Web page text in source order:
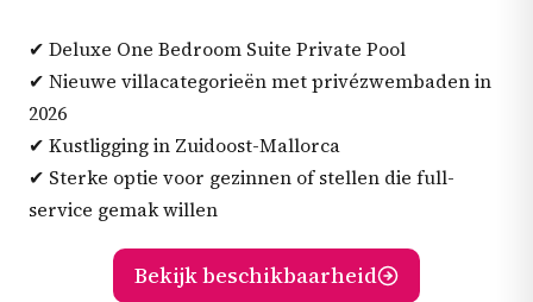
✔ Deluxe One Bedroom Suite Private Pool
✔ Nieuwe villacategorieën met privézwembaden in
2026
✔ Kustligging in Zuidoost-Mallorca
✔ Sterke optie voor gezinnen of stellen die full-
service gemak willen
Bekijk beschikbaarheid